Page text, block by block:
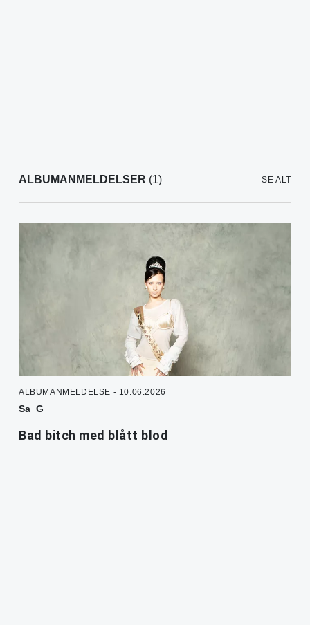
ALBUMANMELDELSER (1) SE ALT
ALBUMANMELDELSE - 10.06.2026
Sa_G
Bad bitch med blått blod